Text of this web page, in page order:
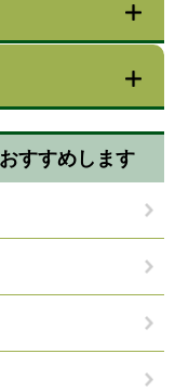
すすめします